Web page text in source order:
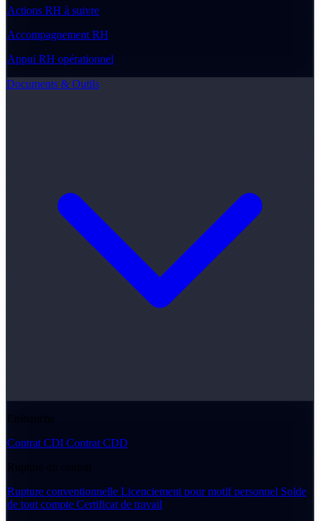
Actions RH à suivre
Accompagnement RH
Appui RH opérationnel
Documents & Outils
Embauche
Contrat CDI Contrat CDD
Rupture du contrat
Rupture conventionnelle Licenciement pour motif personnel Solde
de tout compte Certificat de travail